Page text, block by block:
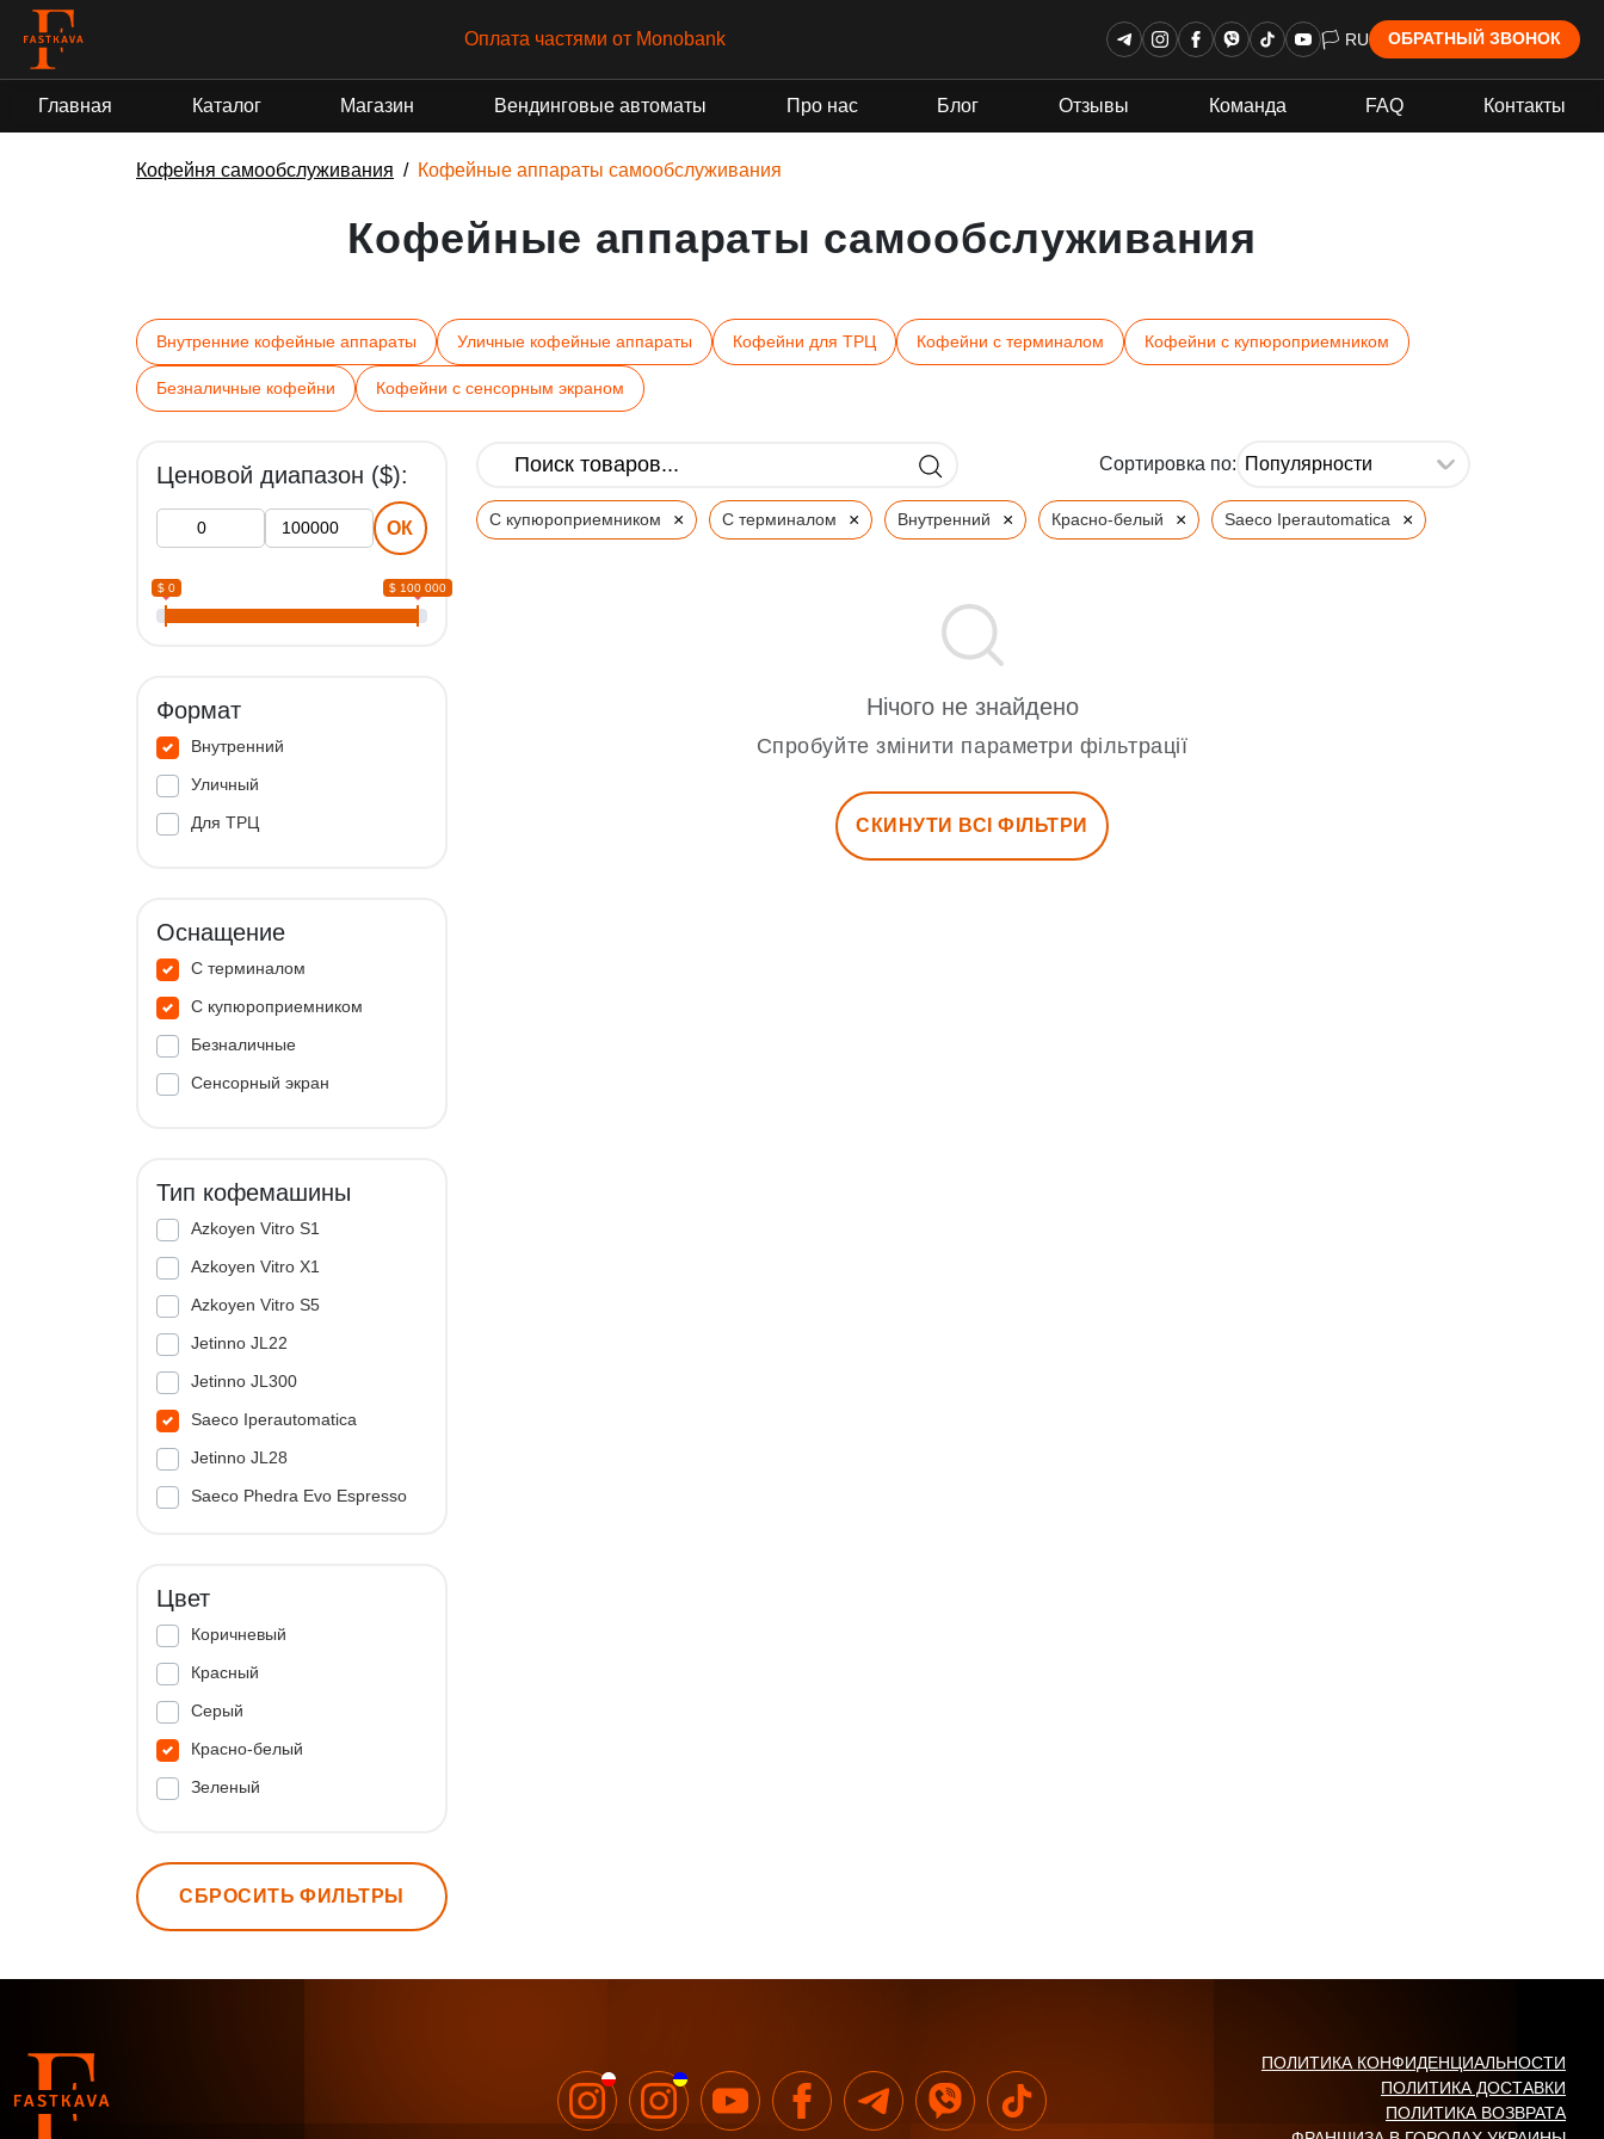
Оплата частями от Monobank 🏳 RU ОБРАТНЫЙ ЗВОНОК
Главная Каталог Магазин Вендинговые автоматы Про нас Блог Отзывы Команда FAQ Контакты
Кофейня самообслуживания Кофейные аппараты самообслуживания
Кофейные аппараты самообслуживания
Внутренние кофейные аппараты Уличные кофейные аппараты Кофейни для ТРЦ Кофейни с терминалом Кофейни с купюроприемником
Безналичные кофейни Кофейни с сенсорным экраном
Ценовой диапазон ($):
ОК
$ 0 $ 100 000
Формат
Внутренний
Уличный
Для ТРЦ
Оснащение
С терминалом
С купюроприемником
Безналичные
Сенсорный экран
Тип кофемашины
Azkoyen Vitro S1
Azkoyen Vitro X1
Azkoyen Vitro S5
Jetinno JL22
Jetinno JL300
Saeco Iperautomatica
Jetinno JL28
Saeco Phedra Evo Espresso
Цвет
Коричневый
Красный
Серый
Красно-белый
Зеленый
СБРОСИТЬ ФИЛЬТРЫ
Сортировка по:
С купюроприемником × С терминалом × Внутренний × Красно-белый × Saeco Iperautomatica ×
Нічого не знайдено
Спробуйте змінити параметри фільтрації
СКИНУТИ ВСІ ФІЛЬТРИ
ПОЛИТИКА КОНФИДЕНЦИАЛЬНОСТИ
ПОЛИТИКА ДОСТАВКИ
ПОЛИТИКА ВОЗВРАТА